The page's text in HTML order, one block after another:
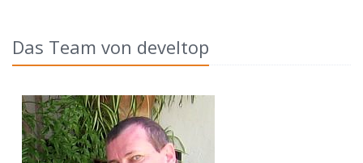
Das Team von develtop